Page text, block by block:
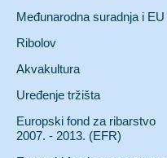
Međunarodna suradnja i EU
Ribolov
Akvakultura
Uređenje tržišta
Europski fond za ribarstvo
2007. - 2013. (EFR)